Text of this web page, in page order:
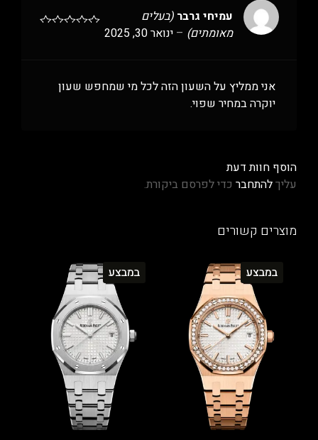
עמיחי גרבר (בעלים
מאומתים) – ינואר 30, 2025
אני ממליץ על השעון הזה לכל מי שמחפש שעון
יוקרה במחיר שפוי.
הוסף חוות דעת
עליךלהתחבר כדי לפרסם ביקורת.
מוצרים קשורים
במבצע במבצע